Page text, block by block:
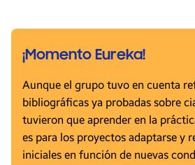
¡Momento Eureka!
Aunque el grupo tuvo en cuenta
bibliográficas ya probadas sobre
tuvieron que aprender en la
es para los proyectos adaptarse y
iniciales en función de nuevas